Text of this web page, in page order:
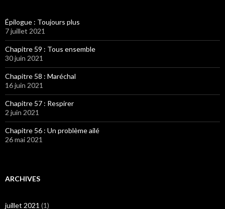
Épilogue : Toujours plus
7 juillet 2021
Chapitre 59 : Tous ensemble
30 juin 2021
Chapitre 58 : Maréchal
16 juin 2021
Chapitre 57 : Respirer
2 juin 2021
Chapitre 56 : Un problème ailé
26 mai 2021
ARCHIVES
juillet 2021 (1)